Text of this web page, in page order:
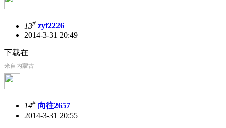
13# zyf2226
2014-3-31 20:49
下载在
来自内蒙古
14# 向往2657
2014-3-31 20:55